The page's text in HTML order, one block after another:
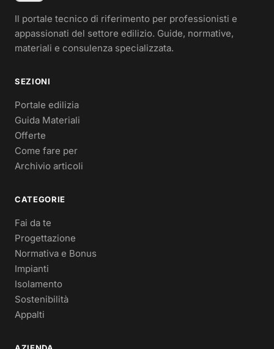
Il portale tecnico di riferimento per professionisti e
appassionati del settore edilizio. Guide, normative,
materiali e consulenza specializzata.
SEZIONI
Portale edilizia
Guida Materiali
Offerte
Come fare per
Archivio articoli
CATEGORIE
Fai da te
Progettazione
Normativa e Bonus
Impianti
Isolamento
Sostenibilità
Appalti